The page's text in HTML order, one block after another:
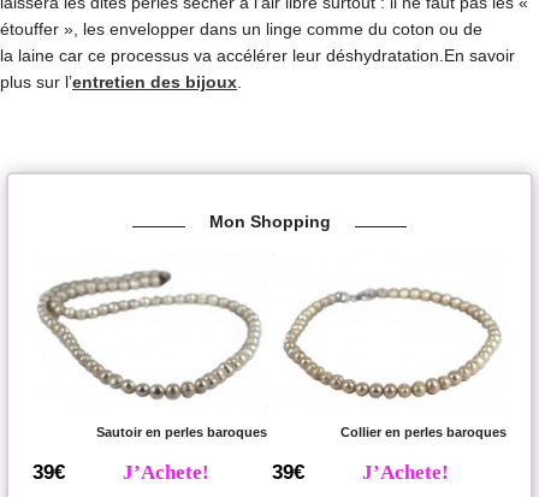
étouffer », les envelopper dans un linge comme du coton ou de
la laine car ce processus va accélérer leur déshydratation.En savoir
plus sur l’entretien des bijoux
Mon Shopping
Sautoir en perles baroques
39€ J’Achete!
Collier en perles baroques
39€ J’Achete!